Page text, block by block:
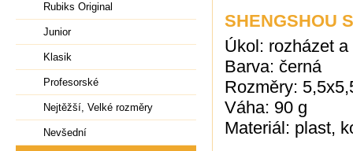
SHENGSHOU
Úkol: rozházet
Barva: černá
Rozměry:
Váha: 90 g
Materiál: plast,
Rubiks Original
Junior
Klasik
Profesorské
Nejtěžší, Velké rozměry
Nevšední